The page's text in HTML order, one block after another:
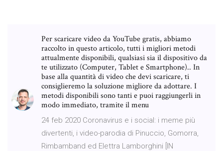
Per scaricare video da YouTube gratis, abbiamo
raccolto in questo articolo, tutti i migliori metodi
attualmente disponibili, qualsiasi sia il dispositivo da
te utilizzato (Computer, Tablet e Smartphone).. In
base alla quantità di video che devi scaricare, ti
consiglieremo la soluzione migliore da adottare. I
metodi disponibili sono tanti e puoi raggiungerli in
modo immediato, tramite il menu
24 feb 2020 Coronavirus e i social: i meme più
divertenti, i video-parodia di Pinuccio, Gomorra,
Rimbamband ed Elettra Lamborghini [IN